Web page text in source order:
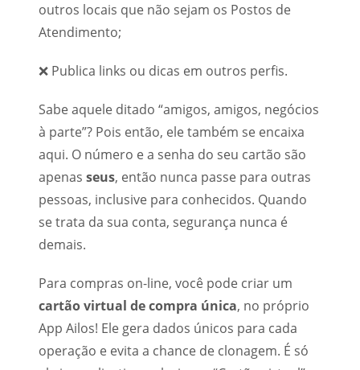
outros locais que não sejam os Postos de
Atendimento;
❌ Publica links ou dicas em outros perfis.
Sabe aquele ditado “amigos, amigos, negócios
à parte”? Pois então, ele também se encaixa
aqui. O número e a senha do seu cartão são
apenas seus, então nunca passe para outras
pessoas, inclusive para conhecidos. Quando
se trata da sua conta, segurança nunca é
demais.
Para compras on-line, você pode criar um
cartão virtual de compra única, no próprio
App Ailos! Ele gera dados únicos para cada
operação e evita a chance de clonagem. É só